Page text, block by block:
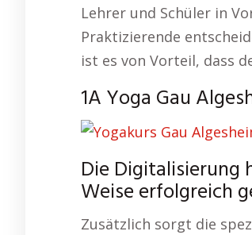
Lehrer und Schüler in
Praktizierende
ist es von Vorteil, dass
1A Yoga Gau
Die Digitalisierung
Weise erfolgreich
Zusätzlich sorgt die